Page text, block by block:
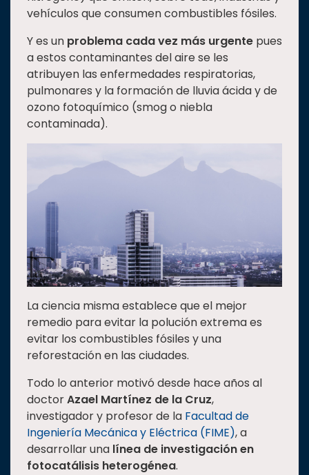
Investigación
Internacionalización
Responsabilidad
social
Vinculación
Historia
Universiada
vehículos que consumen combustibles fósiles.
Y es un problema cada vez más urgente pues
a estos contaminantes del aire se les
atribuyen las enfermedades respiratorias,
pulmonares y la formación de lluvia ácida y de
ozono fotoquímico (smog o niebla
contaminada).
La ciencia misma establece que el mejor
remedio para evitar la polución extrema es
evitar los combustibles fósiles y una
reforestación en las ciudades.
Todo lo anterior motivó desde hace años al
doctorAzael Martínez de la Cruz,
investigador y profesor de la Facultad de
Ingeniería Mecánica y Eléctrica (FIME), a
desarrollar una línea de investigación en
fotocatálisis heterogénea.